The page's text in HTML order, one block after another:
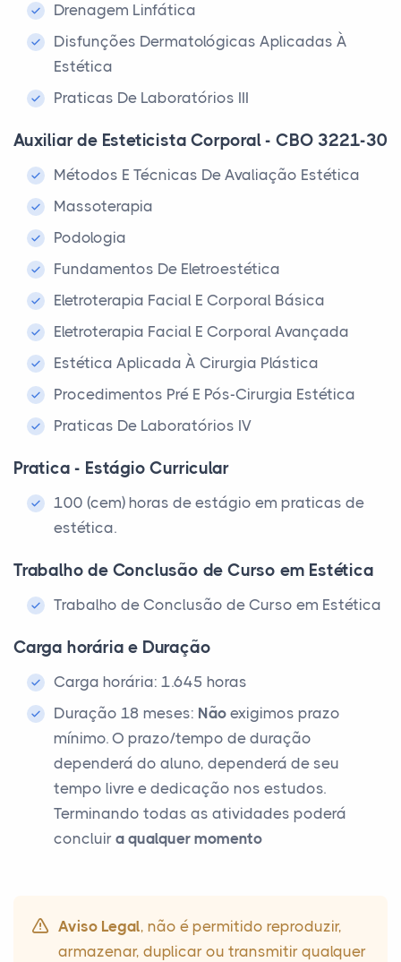
Drenagem Linfática
Disfunções Dermatológicas Aplicadas À
Estética
Praticas De Laboratórios III
Auxiliar de Esteticista Corporal - CBO 3221-30
Métodos E Técnicas De Avaliação Estética
Massoterapia
Podologia
Fundamentos De Eletroestética
Eletroterapia Facial E Corporal Básica
Eletroterapia Facial E Corporal Avançada
Estética Aplicada À Cirurgia Plástica
Procedimentos Pré E Pós-Cirurgia Estética
Praticas De Laboratórios IV
Pratica - Estágio Curricular
100 (cem) horas de estágio em praticas de
estética.
Trabalho de Conclusão de Curso em Estética
Trabalho de Conclusão de Curso em Estética
Carga horária e Duração
Carga horária: 1.645 horas
Duração 18 meses: Não exigimos prazo
mínimo. O prazo/tempo de duração
dependerá do aluno, dependerá de seu
tempo livre e dedicação nos estudos.
Terminando todas as atividades poderá
concluir a qualquer momento
Aviso Legal, não é permitido reproduzir,
armazenar, duplicar ou transmitir qualquer